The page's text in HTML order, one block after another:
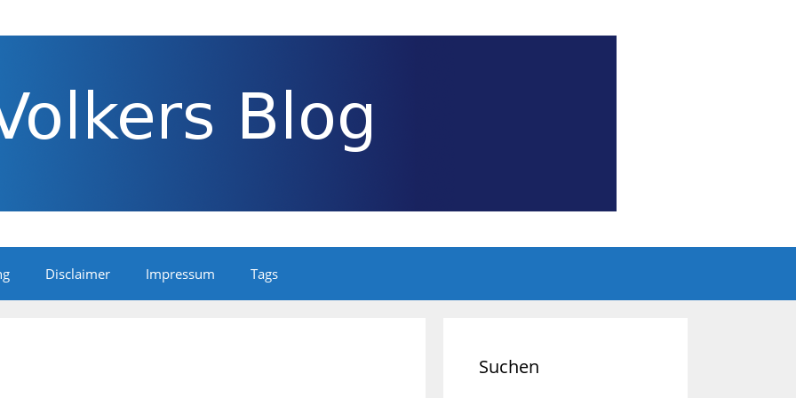
Disclaimer Impressum Tags
Suchen